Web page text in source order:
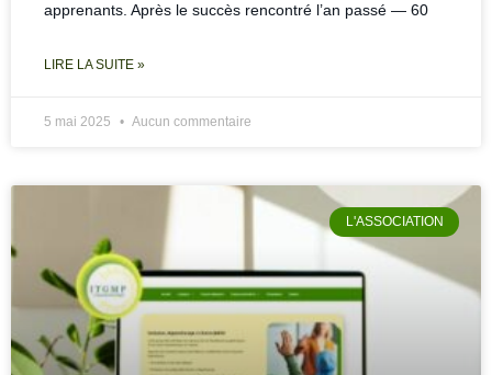
apprenants. Après le succès rencontré l’an passé — 60
LIRE LA SUITE »
5 mai 2025 Aucun commentaire
L'ASSOCIATION